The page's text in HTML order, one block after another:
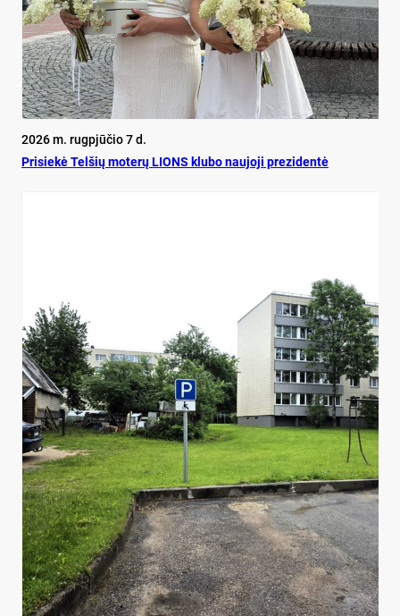
2026 m. rugpjūčio 7 d.
Pri­siekė Tel­šių mo­terų LIONS klu­bo nau­jo­ji pre­zi­dentė